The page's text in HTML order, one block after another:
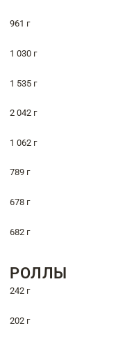
961 г
1 030 г
1 535 г
2 042 г
1 062 г
789 г
678 г
682 г
РОЛЛЫ
242 г
202 г